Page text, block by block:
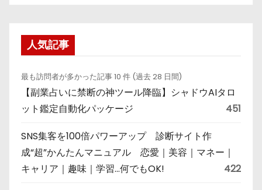
人気記事
最も訪問者が多かった記事 10 件 (過去 28 日間)
【副業占いに禁断の神ツール降臨】シャドウAIタロ
ット鑑定自動化パッケージ
451
SNS集客を100倍パワーアップ 診断サイト作
成“超”かんたんマニュアル 恋愛｜美容｜マネー｜
キャリア｜趣味｜学習…何でもOK!
422